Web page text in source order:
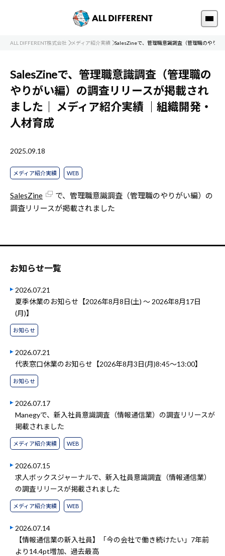
ALL DIFFERENT株式会社 メディア紹介実績 SalesZineで、管理職意識調査（管理職のやり
SalesZineで、管理職意識調査（管理職の
やりがい編）の調査リリースが掲載され
ました｜ メディア紹介実績
｜組織開発・
人材育成
2025.09.18
メディア紹介実績 WEB
SalesZine
で、管理職意識調査（管理職のやりがい編）の
調査リリースが掲載されました
お知らせ一覧
2026.07.21
夏季休業のお知らせ【2026年8月8日(土) ～ 2026年8月17日
(月)】
お知らせ
2026.07.21
代表窓口休業のお知らせ【2026年8月3日(月)8:45～13:00】
お知らせ
2026.07.17
Manegyで、新入社員意識調査（情報通信業）の調査リリースが
掲載されました
メディア紹介実績 WEB
2026.07.15
求人ボックスジャーナルで、新入社員意識調査（情報通信業）
の調査リリースが掲載されました
メディア紹介実績 WEB
2026.07.14
【情報通信業の新入社員】「今の会社で働き続けたい」7年前
より14.4pt増加、過去最高